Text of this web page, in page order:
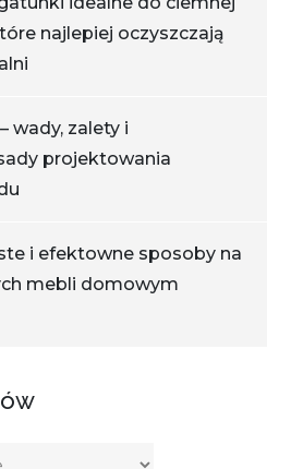
najlepiej oczyszczają
wady, zalety i
projektowania
i efektowne sposoby na
mebli domowym